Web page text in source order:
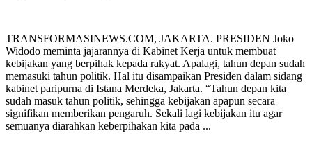
TRANSFORMASINEWS.COM, JAKARTA. PRESIDEN Joko
Widodo meminta jajarannya di Kabinet Kerja untuk membuat
kebijakan yang berpihak kepada rakyat. Apalagi, tahun depan sudah
memasuki tahun politik. Hal itu disampaikan Presiden dalam sidang
kabinet paripurna di Istana Merdeka, Jakarta. “Tahun depan kita
sudah masuk tahun politik, sehingga kebijakan apapun secara
signifikan memberikan pengaruh. Sekali lagi kebijakan itu agar
semuanya diarahkan keberpihakan kita pada ...